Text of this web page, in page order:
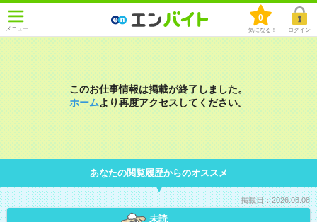
メニュー
0
気になる！ ログイン
このお仕事情報は掲載が終了しました。
ホームより再度アクセスしてください。
あなたの閲覧履歴からのオススメ
掲載日：2026.08.08
未読